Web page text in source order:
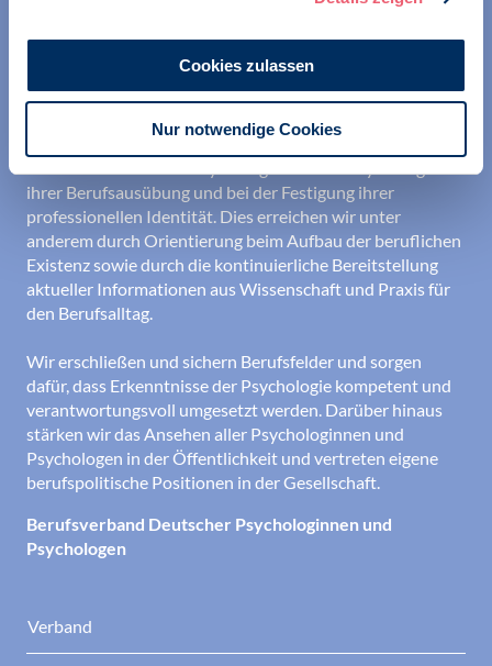
Cookies zulassen
Nur notwendige Cookies
ihrer Berufsausübung und bei der Festigung ihrer
professionellen Identität. Dies erreichen wir unter
anderem durch Orientierung beim Aufbau der beruflichen
Existenz sowie durch die kontinuierliche Bereitstellung
aktueller Informationen aus Wissenschaft und Praxis für
den Berufsalltag.
Wir erschließen und sichern Berufsfelder und sorgen
dafür, dass Erkenntnisse der Psychologie kompetent und
verantwortungsvoll umgesetzt werden. Darüber hinaus
stärken wir das Ansehen aller Psychologinnen und
Psychologen in der Öffentlichkeit und vertreten eigene
berufspolitische Positionen in der Gesellschaft.
Berufsverband Deutscher Psychologinnen und
Psychologen
Verband